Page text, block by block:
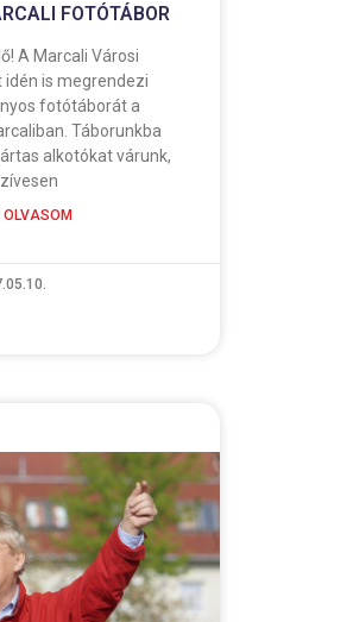
FOTÓTÁBOR
A Marcali Városi
idén is megrendezi
fotótáborát a
Táborunkba
alkotókat várunk,
OLVASOM